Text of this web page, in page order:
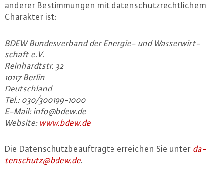
anderer Be­stim­mun­gen mit da­ten­schutz­recht­li­chem
Charakter ist:
BDEW Bun­des­ver­band der Energie- und Was­ser­wirt­
schaft e.V.
Rein­hardt­str. 32
10117 Berlin
Deutsch­land
Tel.: 030/300199-1000
E-Mail: info@​bdew.​de
Website: www.​bdew.​de
Die Da­ten­schutz­be­auf­trag­te erreichen Sie unter da­
ten­schutz@​bdew.​de.